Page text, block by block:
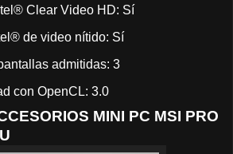
Clear Video HD: Sí
de video nítido: Sí
admitidas: 3
con OpenCL: 3.0
MINI PC MSI PRO